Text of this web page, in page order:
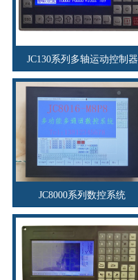
JC130系列多轴运动控制器
JC8000系列数控系统